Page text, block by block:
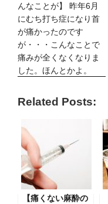
んなことが】 昨年6月
にむち打ち症になり首
が痛かったのです
が・・・こんなことで
痛みが全くなくなりま
した。ほんとかよ。
Related Posts:
【痛くない麻酔の